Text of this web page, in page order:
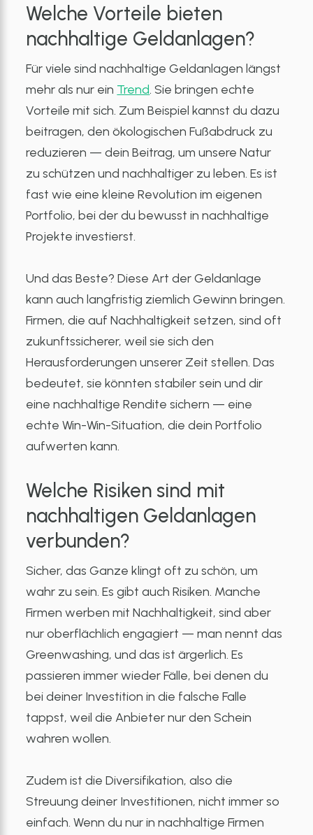
Welche Vorteile bieten
nachhaltige Geldanlagen?
Für viele sind nachhaltige Geldanlagen längst
mehr als nur ein Trend. Sie bringen echte
Vorteile mit sich. Zum Beispiel kannst du dazu
beitragen, den ökologischen Fußabdruck zu
reduzieren — dein Beitrag, um unsere Natur
zu schützen und nachhaltiger zu leben. Es ist
fast wie eine kleine Revolution im eigenen
Portfolio, bei der du bewusst in nachhaltige
Projekte investierst.
Und das Beste? Diese Art der Geldanlage
kann auch langfristig ziemlich Gewinn bringen.
Firmen, die auf Nachhaltigkeit setzen, sind oft
zukunftssicherer, weil sie sich den
Herausforderungen unserer Zeit stellen. Das
bedeutet, sie könnten stabiler sein und dir
eine nachhaltige Rendite sichern — eine
echte Win-Win-Situation, die dein Portfolio
aufwerten kann.
Welche Risiken sind mit
nachhaltigen Geldanlagen
verbunden?
Sicher, das Ganze klingt oft zu schön, um
wahr zu sein. Es gibt auch Risiken. Manche
Firmen werben mit Nachhaltigkeit, sind aber
nur oberflächlich engagiert — man nennt das
Greenwashing, und das ist ärgerlich. Es
passieren immer wieder Fälle, bei denen du
bei deiner Investition in die falsche Falle
tappst, weil die Anbieter nur den Schein
wahren wollen.
Zudem ist die Diversifikation, also die
Streuung deiner Investitionen, nicht immer so
einfach. Wenn du nur in nachhaltige Firmen